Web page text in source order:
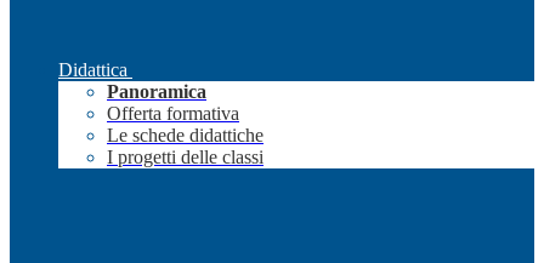
Didattica
Panoramica
Offerta formativa
Le schede didattiche
I progetti delle classi